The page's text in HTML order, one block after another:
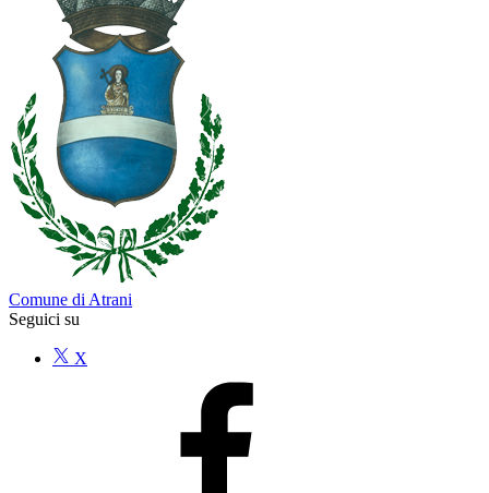
Comune di Atrani
Seguici su
X